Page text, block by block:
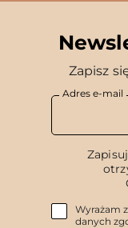
Zapisz
Adres e-mail
Wyrażam
danych